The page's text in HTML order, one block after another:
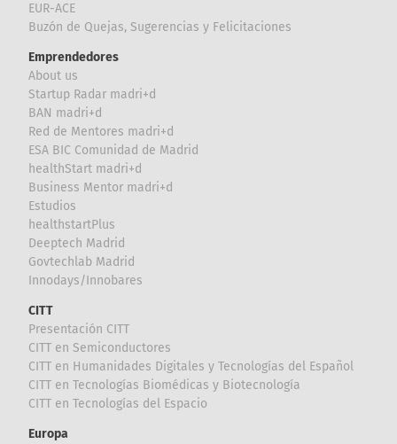
EUR-ACE
Buzón de Quejas, Sugerencias y Felicitaciones
Emprendedores
About us
Startup Radar madri+d
BAN madri+d
Red de Mentores madri+d
ESA BIC Comunidad de Madrid
healthStart madri+d
Business Mentor madri+d
Estudios
healthstartPlus
Deeptech Madrid
Govtechlab Madrid
Innodays/Innobares
CITT
Presentación CITT
CITT en Semiconductores
CITT en Humanidades Digitales y Tecnologías del Español
CITT en Tecnologías Biomédicas y Biotecnología
CITT en Tecnologías del Espacio
Europa